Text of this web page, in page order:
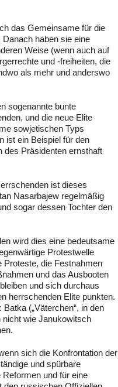
das Gemeinsame für die
haben sie eine
Weise (wenn auch auf
und -freiheiten, die
als mehr und anderswo
sogenannte bunte
und die neue Elite
sowjetischen Typs
ist ein Beispiel für den
des Präsidenten ernsthaft
ist dieses
Nasarbajew regelmäßig
sogar dessen Tochter den
wird dies eine bedeutsame
Protestwelle
Proteste, die Festnahmen
und das Ausbooten
und sich durchaus
herrschenden Elite punkten.
(„Väterchen“, in den
wie Janukowitsch
sich die Konfrontation der
und spürbare
und für eine